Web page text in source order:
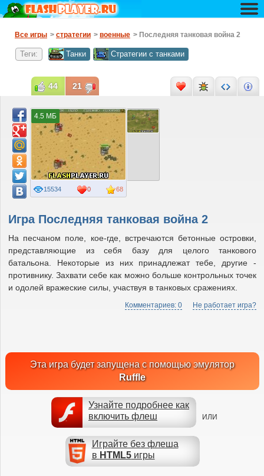
Все игры > стратегии > военные > Последняя танковая война 2
Теги: Танки Стратегии с танками
Игра Последняя танковая война 2
На песчаном поле, кое-где, встречаются бетонные островки,
представляющие из себя базу для целого танкового
батальона. Некоторые из них принадлежат тебе, другие -
противнику. Захвати себе как можно больше контрольных точек
и одолей вражеские силы, участвуя в танковых сражениях.
Комментариев: 0 Не работает игра?
Эта игра будет запущена с помощью эмулятор
Ruffle
Узнайте подробнее как
включить флеш
ИЛИ
Играйте без флеша
в HTML5игры
68
15534 0
4.5 МБ
44 21